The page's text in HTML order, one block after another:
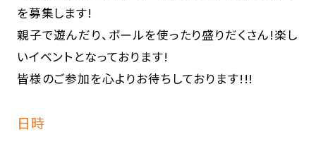
を募集します!
親子で遊んだり、ボールを使ったり盛りだくさん!楽し
いイベントとなっております!
皆様のご参加を心よりお待ちしております!!!
日時